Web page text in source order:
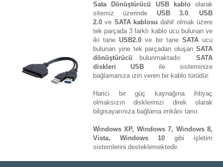
Sata Dönüştürücü USB kabloolarak
sitemiz üzerinde USB 3.0, USB
2.0 ve SATA kablosu dahil olmak üzere
tek parçada 3 farklı kablo ucu bulunan ve
iki taneUSB2.0 ve bir tane SATAucu
bulunan yine tek parçadan oluşan SATA
dönüştürücü bulunmaktadır. SATA
diskleri
USB ile sisteminize
bağlamanıza izin veren bir kablo türüdür.
Harici bir güç kaynağına ihtiyaç
olmaksızın disklerinizi direk olarak
bilgisayarınıza bağlama imkânı tanır.
Windows XP, Windows 7, Windows 8,
Vista, Windows 10 gibi işletim
sistemlerini desteklemektedir.